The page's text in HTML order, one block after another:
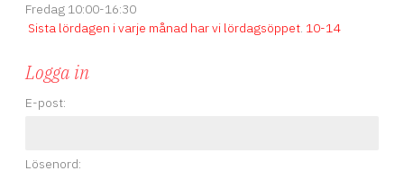
Fredag 10:00-16:30
Sista lördagen i varje månad har vi lördagsöppet. 10-14
Logga in
E-post:
Lösenord: